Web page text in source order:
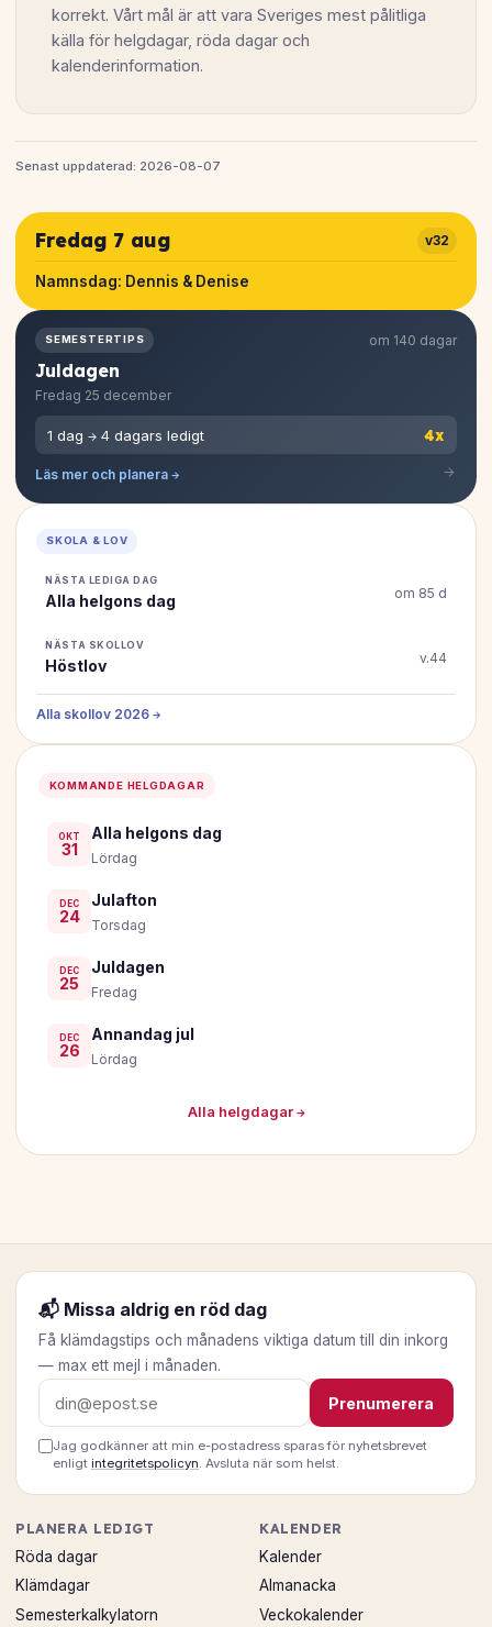
korrekt. Vårt mål är att vara Sveriges mest pålitliga
källa för helgdagar, röda dagar och
kalenderinformation.
Senast uppdaterad: 2026-08-07
Fredag 7 aug v32
Namnsdag: Dennis & Denise
SEMESTERTIPS om 140 dagar
Juldagen
Fredag 25 december
1 dag → 4 dagars ledigt 4x
Läs mer och planera →
SKOLA & LOV
NÄSTA LEDIGA DAG
Alla helgons dag om 85 d
NÄSTA SKOLLOV
Höstlov v.44
Alla skollov 2026 →
KOMMANDE HELGDAGAR
OKT
31
Alla helgons dag
Lördag
DEC
24
Julafton
Torsdag
DEC
25
Juldagen
Fredag
DEC
26
Annandag jul
Lördag
Alla helgdagar →
📬 Missa aldrig en röd dag
Få klämdagstips och månadens viktiga datum till din inkorg
— max ett mejl i månaden.
E-postadress Prenumerera
Jag godkänner att min e-postadress sparas för nyhetsbrevet
enligt integritetspolicyn. Avsluta när som helst.
PLANERA LEDIGT
Röda dagar
Klämdagar
Semesterkalkylatorn
KALENDER
Kalender
Almanacka
Veckokalender